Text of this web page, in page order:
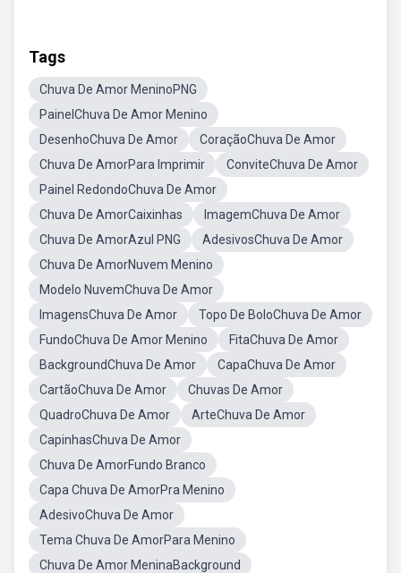
Tags
Chuva De Amor MeninoPNG
PainelChuva De Amor Menino
DesenhoChuva De Amor
CoraçãoChuva De Amor
Chuva De AmorPara Imprimir
ConviteChuva De Amor
Painel RedondoChuva De Amor
Chuva De AmorCaixinhas
ImagemChuva De Amor
Chuva De AmorAzul PNG
AdesivosChuva De Amor
Chuva De AmorNuvem Menino
Modelo NuvemChuva De Amor
ImagensChuva De Amor
Topo De BoloChuva De Amor
FundoChuva De Amor Menino
FitaChuva De Amor
BackgroundChuva De Amor
CapaChuva De Amor
CartãoChuva De Amor
Chuvas De Amor
QuadroChuva De Amor
ArteChuva De Amor
CapinhasChuva De Amor
Chuva De AmorFundo Branco
Capa Chuva De AmorPra Menino
AdesivoChuva De Amor
Tema Chuva De AmorPara Menino
Chuva De Amor MeninaBackground